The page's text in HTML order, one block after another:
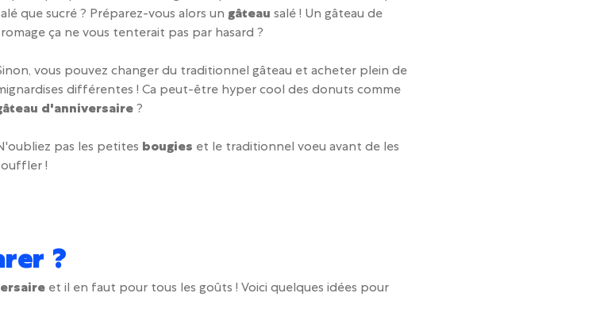
que sucré ? Préparez-vous alors un gâteau salé ! Un gâteau de
ça ne vous tenterait pas par hasard ?
vous pouvez changer du traditionnel gâteau et acheter plein de
différentes ! Ca peut-être hyper cool des donuts comme
d'anniversaire ?
pas les petites bougies et le traditionnel voeu avant de les
!
?
et il en faut pour tous les goûts ! Voici quelques idées pour